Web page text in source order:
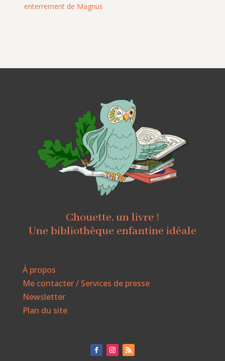
enterrement de Magnus
Chouette, un livre !
Une bibliothèque enfantine idéale
À propos
Me contacter / Services de presse
Newsletter
Plan du site